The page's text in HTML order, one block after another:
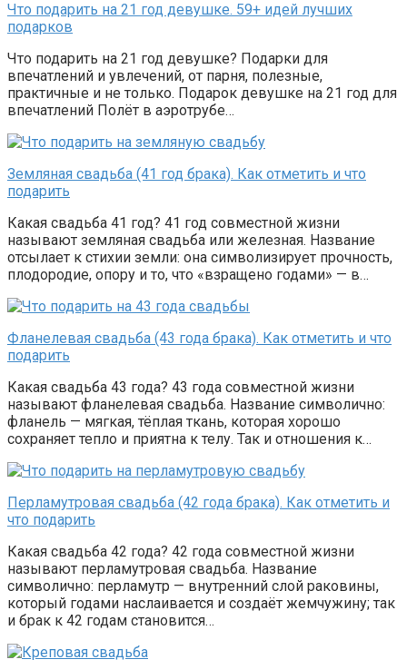
Что подарить на 21 год девушке. 59+ идей лучших
подарков
Что подарить на 21 год девушке? Подарки для
впечатлений и увлечений, от парня, полезные,
практичные и не только. Подарок девушке на 21 год для
впечатлений Полёт в аэротрубе…
Земляная свадьба (41 год брака). Как отметить и что
подарить
Какая свадьба 41 год? 41 год совместной жизни
называют земляная свадьба или железная. Название
отсылает к стихии земли: она символизирует прочность,
плодородие, опору и то, что «взращено годами» — в…
Фланелевая свадьба (43 года брака). Как отметить и что
подарить
Какая свадьба 43 года? 43 года совместной жизни
называют фланелевая свадьба. Название символично:
фланель — мягкая, тёплая ткань, которая хорошо
сохраняет тепло и приятна к телу. Так и отношения к…
Перламутровая свадьба (42 года брака). Как отметить и
что подарить
Какая свадьба 42 года? 42 года совместной жизни
называют перламутровая свадьба. Название
символично: перламутр — внутренний слой раковины,
который годами наслаивается и создаёт жемчужину; так
и брак к 42 годам становится…